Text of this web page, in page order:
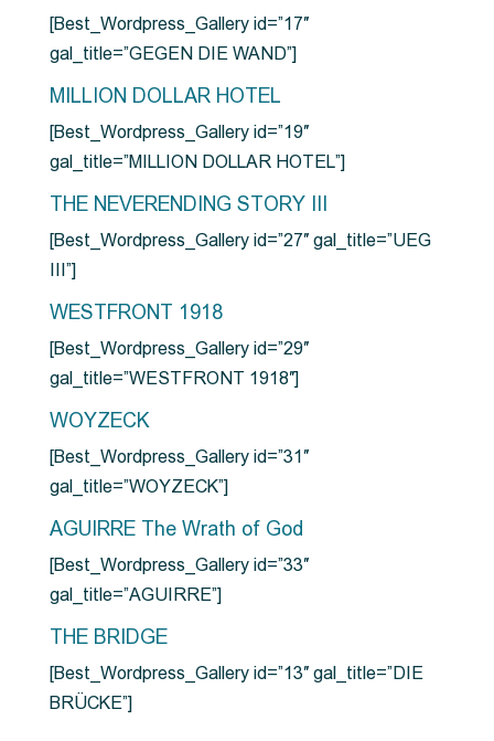
[Best_Wordpress_Gallery id=”17″
gal_title=”GEGEN DIE WAND”]
MILLION DOLLAR HOTEL
[Best_Wordpress_Gallery id=”19″
gal_title=”MILLION DOLLAR HOTEL”]
THE NEVERENDING STORY III
[Best_Wordpress_Gallery id=”27″ gal_title=”UEG
III”]
WESTFRONT 1918
[Best_Wordpress_Gallery id=”29″
gal_title=”WESTFRONT 1918″]
WOYZECK
[Best_Wordpress_Gallery id=”31″
gal_title=”WOYZECK”]
AGUIRRE The Wrath of God
[Best_Wordpress_Gallery id=”33″
gal_title=”AGUIRRE”]
THE BRIDGE
[Best_Wordpress_Gallery id=”13″ gal_title=”DIE
BRÜCKE”]